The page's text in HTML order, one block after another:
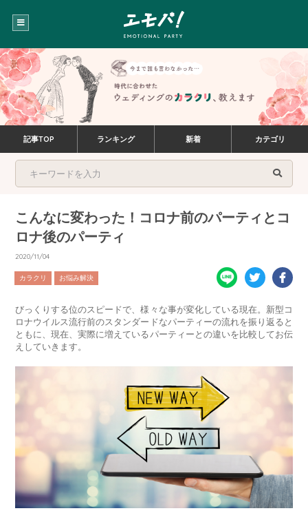
記事TOP ランキング 新着 カテゴリ
こんなに変わった！コロナ前のパーティとコ
ロナ後のパーティ
2020/11/04
カラクリ お悩み解決
びっくりする位のスピードで、様々な事が変化している現在。新型コ
ロナウイルス流行前のスタンダードなパーティーの流れを振り返ると
ともに、現在、実際に増えているパーティーとの違いを比較してお伝
えしていきます。